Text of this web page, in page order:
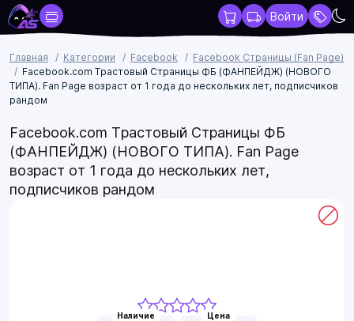
Войти
Главная Категории Facebook
Facebook Страницы (Fan Page)
Facebook.com Трастовый Страницы ФБ (ФАНПЕЙДЖ) (НОВОГО
ТИПА). Fan Page возраст от 1 года до нескольких лет, подписчиков
рандом
Facebook.com Трастовый Страницы ФБ
(ФАНПЕЙДЖ) (НОВОГО ТИПА). Fan Page
возраст от 1 года до нескольких лет,
подписчиков рандом
Наличие Цена